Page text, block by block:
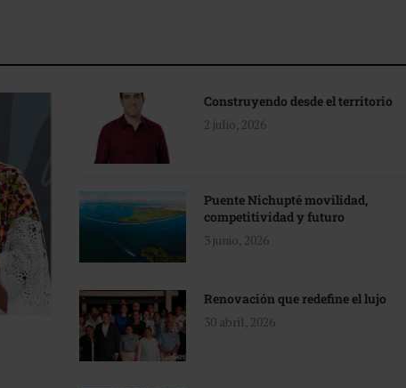
Construyendo desde el territorio
2 julio, 2026
Puente Nichupté movilidad,
competitividad y futuro
3 junio, 2026
Renovación que redefine el lujo
30 abril, 2026